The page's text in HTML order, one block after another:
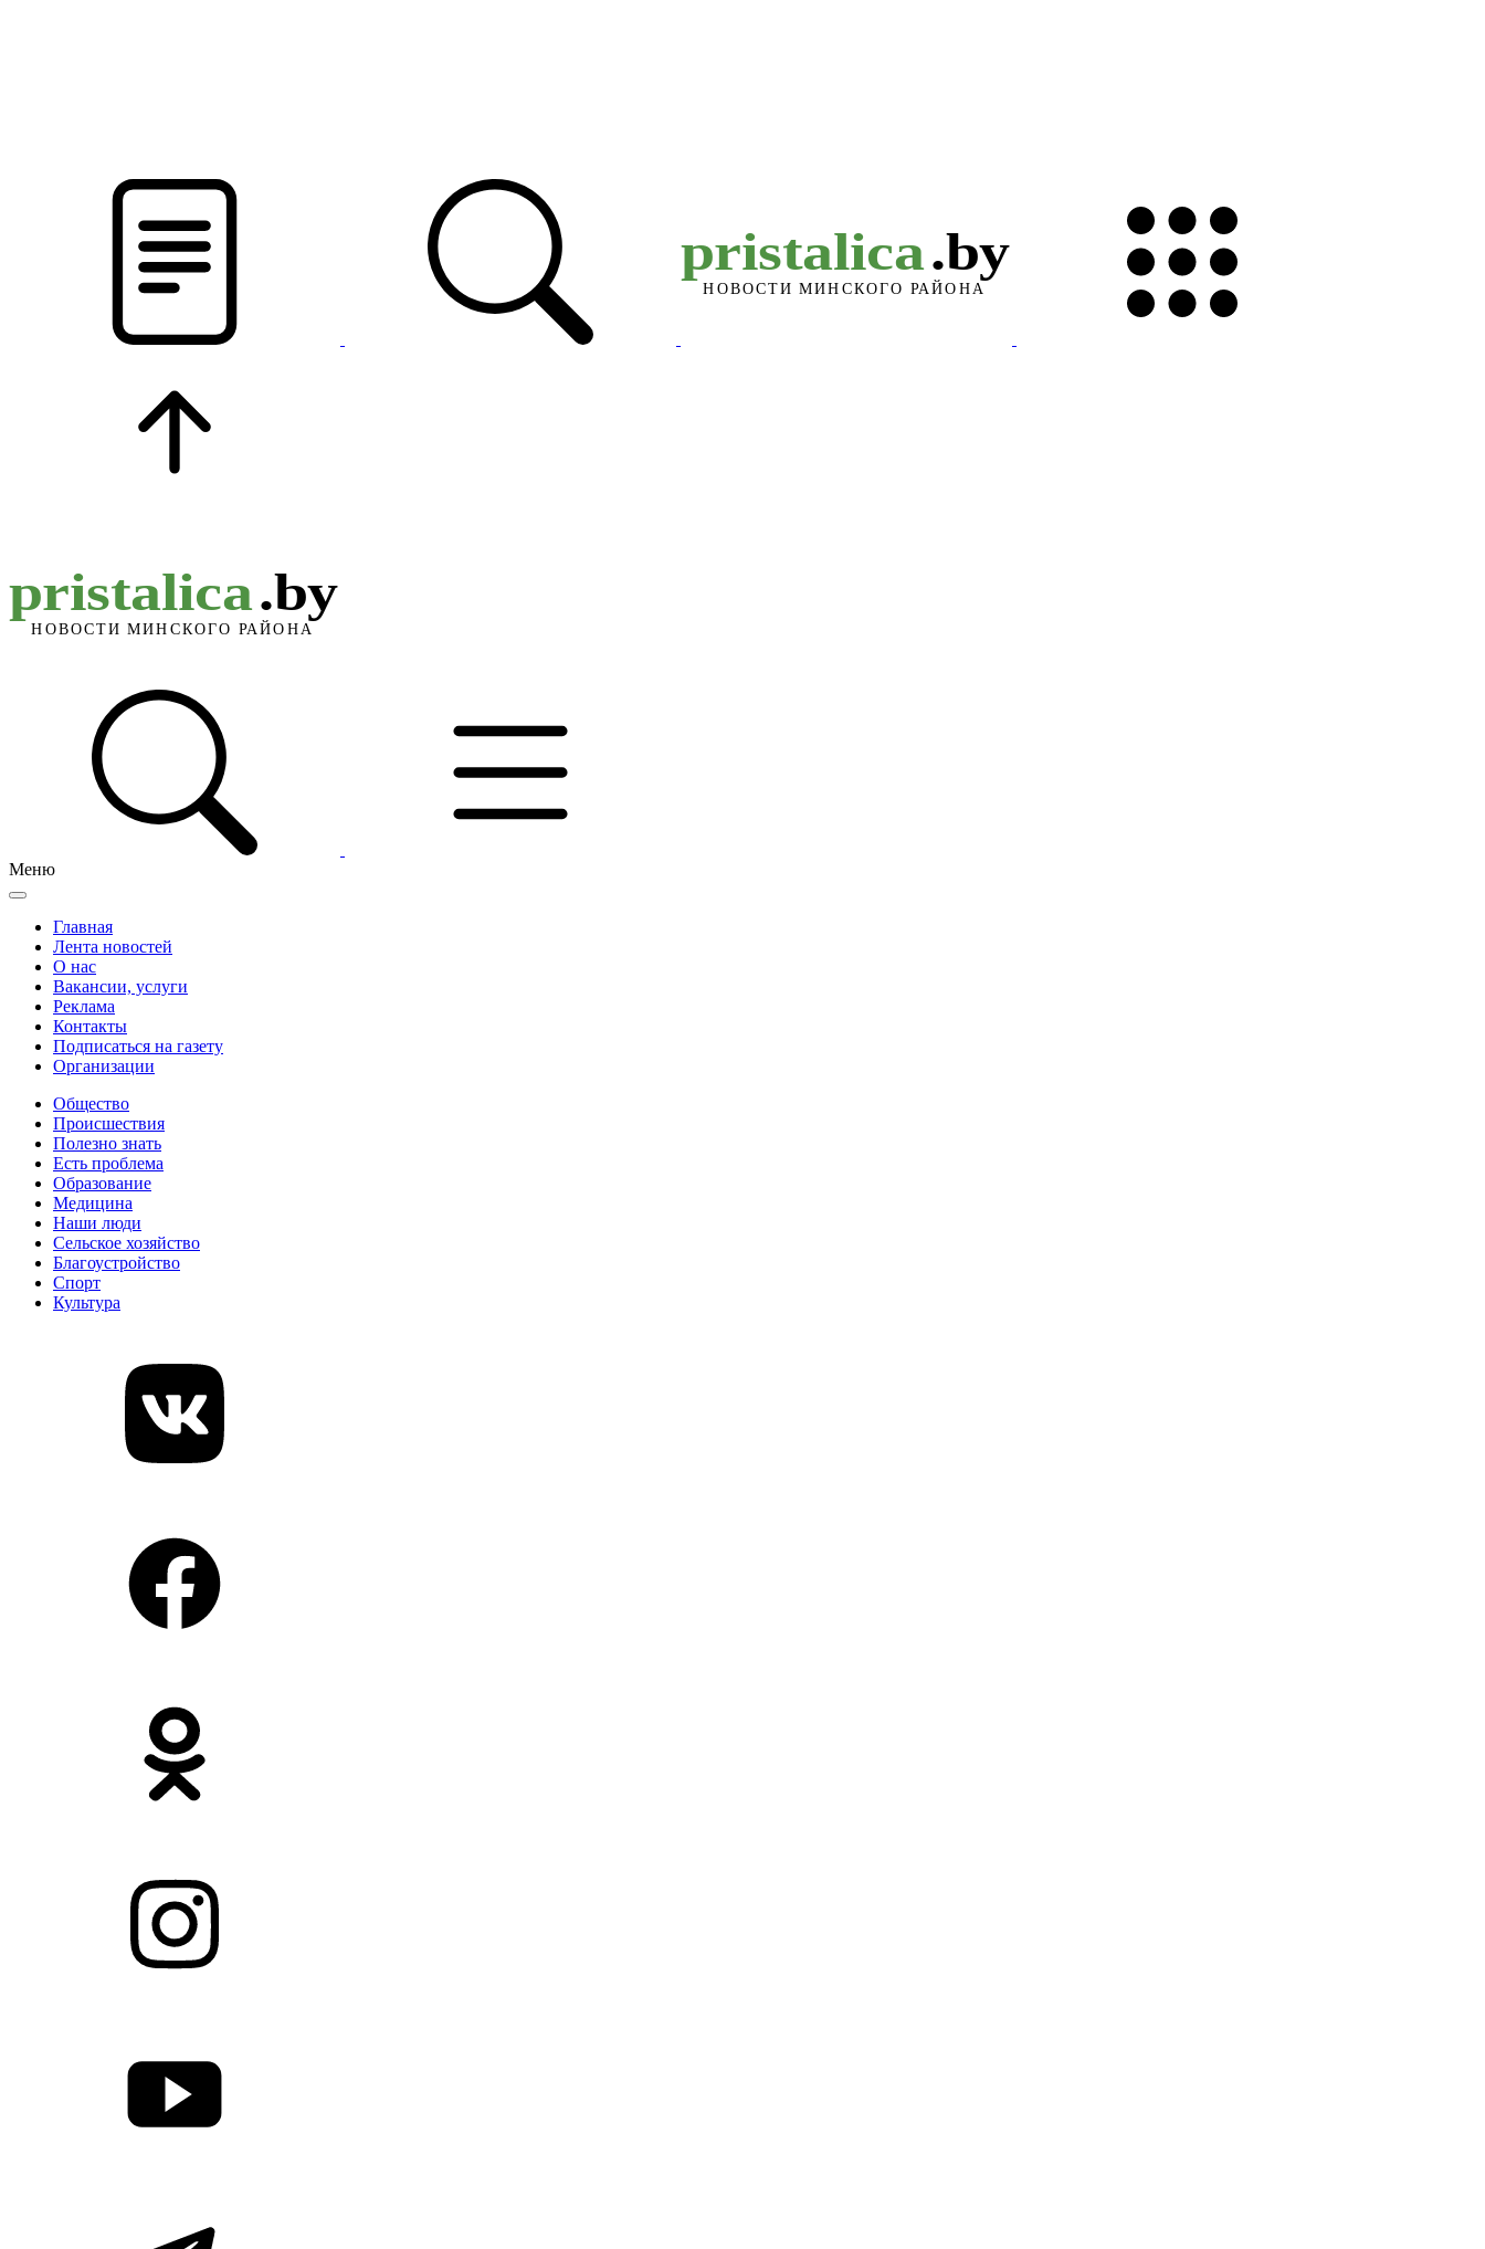
Меню
Главная
Лента новостей
О нас
Вакансии, услуги
Реклама
Контакты
Подписаться на газету
Организации
Общество
Происшествия
Полезно знать
Есть проблема
Образование
Медицина
Наши люди
Сельское хозяйство
Благоустройство
Спорт
Культура